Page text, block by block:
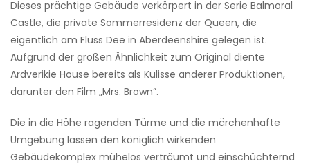
Dieses prächtige Gebäude verkörpert in der Serie Balmoral
Castle, die private Sommerresidenz der Queen, die
eigentlich am Fluss Dee in Aberdeenshire gelegen ist.
Aufgrund der großen Ähnlichkeit zum Original diente
Ardverikie House bereits als Kulisse anderer Produktionen,
darunter den Film „Mrs. Brown”.
Die in die Höhe ragenden Türme und die märchenhafte
Umgebung lassen den königlich wirkenden
Gebäudekomplex mühelos verträumt und einschüchternd